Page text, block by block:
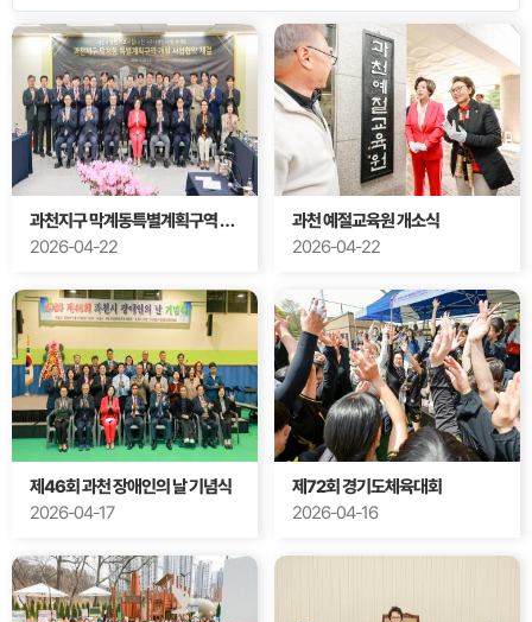
과천지구 막계동특별계획구역 종합의료시설 건립 사업협약식
2026-04-22
과천 예절교육원 개소식
2026-04-22
제46회 과천 장애인의 날 기념식
2026-04-17
제72회 경기도체육대회
2026-04-16